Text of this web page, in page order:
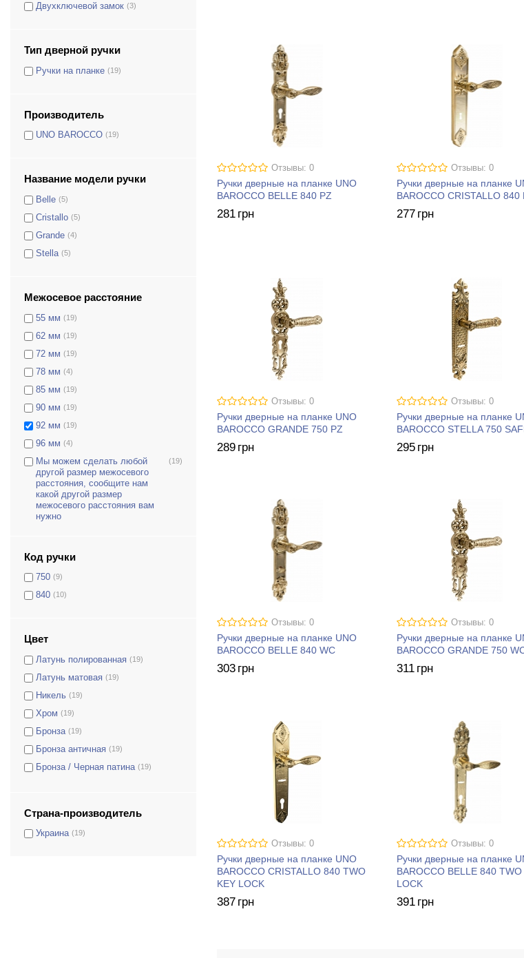
Двухключевой замок (3)
Тип дверной ручки
Ручки на планке (19)
Производитель
UNO BAROCCO (19)
Название модели ручки
Belle (5)
Cristallo (5)
Grande (4)
Stella (5)
Межосевое расстояние
55 мм (19)
62 мм (19)
72 мм (19)
78 мм (4)
85 мм (19)
90 мм (19)
92 мм (19)
96 мм (4)
Мы можем сделать любой
другой размер межосевого
расстояния, сообщите нам
какой другой размер
межосевого расстояния вам
нужно
(19)
Код ручки
750 (9)
840 (10)
Цвет
Латунь полированная (19)
Латунь матовая (19)
Никель (19)
Хром (19)
Бронза (19)
Бронза античная (19)
Бронза / Черная патина (19)
Серебро
Золото французское
Страна-производитель
Украина (19)
Отзывы: 0
Ручки дверные на планке UNO
BAROCCO BELLE 840 PZ
281 грн
Отзывы: 0
Ручки дверные на планке
BAROCCO CRISTALLO 840
277 грн
Отзывы: 0
Ручки дверные на планке UNO
BAROCCO GRANDE 750 PZ
289 грн
Отзывы: 0
Ручки дверные на планке
BAROCCO STELLA 750
295 грн
Отзывы: 0
Ручки дверные на планке UNO
BAROCCO BELLE 840 WC
303 грн
Отзывы: 0
Ручки дверные на планке
BAROCCO GRANDE 750
311 грн
Отзывы: 0
Ручки дверные на планке UNO
BAROCCO CRISTALLO 840 TWO
KEY LOCK
387 грн
Отзывы: 0
Ручки дверные на планке
BAROCCO BELLE 840 TWO
LOCK
391 грн